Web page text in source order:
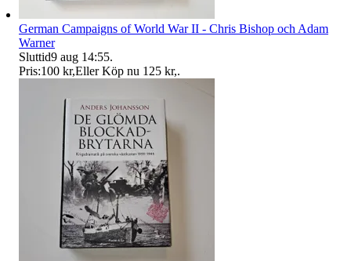
German Campaigns of World War II - Chris Bishop och Adam
Warner
Sluttid9 aug 14:55.
Pris:100 kr,Eller Köp nu 125 kr,.